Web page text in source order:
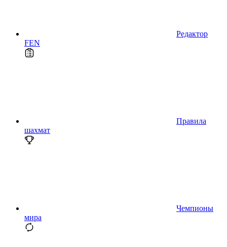
Редактор
FEN
Правила
шахмат
Чемпионы
мира